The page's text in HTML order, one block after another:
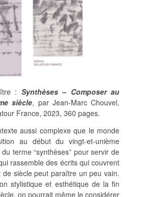
instagram
: Synthèses – Composer au
siècle, par Jean-Marc Chouvel,
France, 2023, 360 pages.
aussi complexe que le monde
au début du vingt-et-unième
terme “synthèses” pour servir de
rassemble des écrits qui couvrent
de siècle peut paraître un peu vain.
stylistique et esthétique de la fin
on pourrait même le considérer